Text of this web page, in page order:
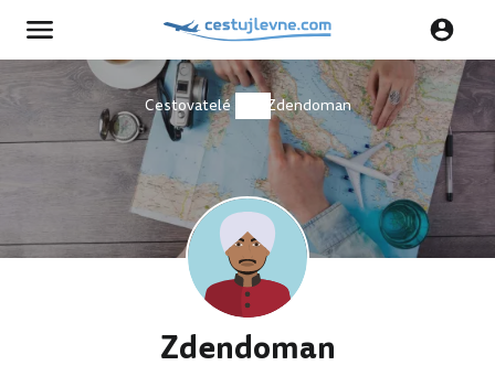
Cestovatelé Zdendoman
Zdendoman